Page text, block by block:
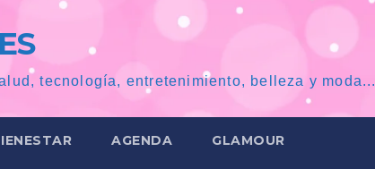
tecnología, entretenimiento, belleza y moda...
AGENDA GLAMOUR